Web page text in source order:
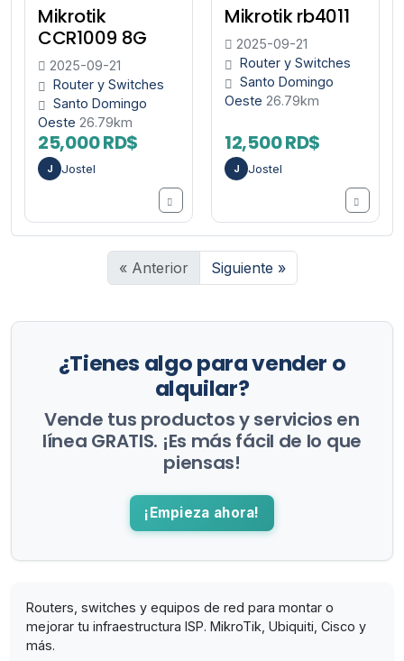
Mikrotik
CCR1009 8G
2025-09-21
Router y Switches
Santo Domingo
Oeste 26.79km
25,000 RD$
J Jostel
Mikrotik rb4011
2025-09-21
Router y Switches
Santo Domingo
Oeste 26.79km
12,500 RD$
J Jostel
« Anterior Siguiente »
¿Tienes algo para vender o
alquilar?
Vende tus productos y servicios en
línea GRATIS. ¡Es más fácil de lo que
piensas!
¡Empieza ahora!
Routers, switches y equipos de red para montar o
mejorar tu infraestructura ISP. MikroTik, Ubiquiti, Cisco y
más.